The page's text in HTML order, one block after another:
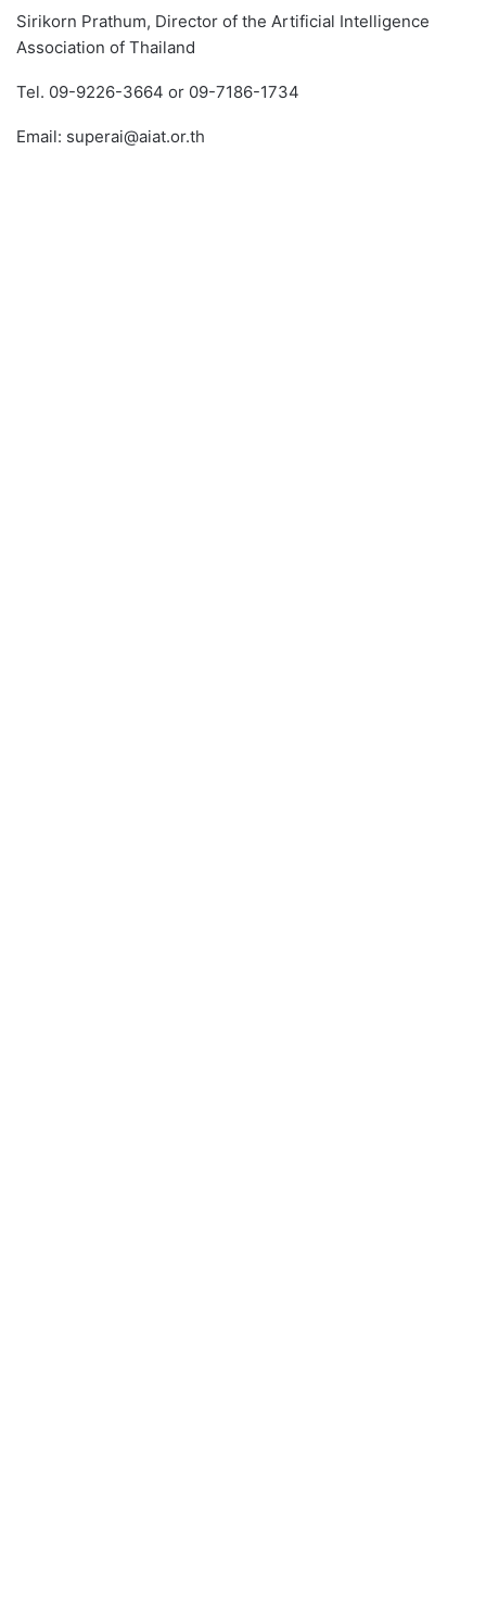
Sirikorn Prathum, Director of the Artificial Intelligence
Association of Thailand
Tel. 09-9226-3664 or 09-7186-1734
Email: superai@aiat.or.th